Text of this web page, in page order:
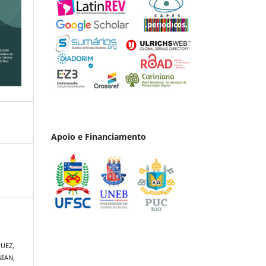
Apoio e Financiamento